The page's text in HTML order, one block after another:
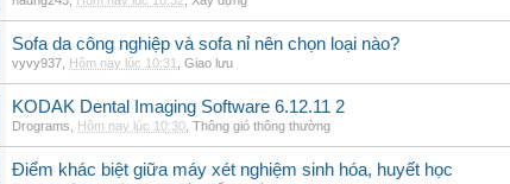
Sofa da công nghiệp và sofa nỉ nên chọn loại nào?
vyvy937 Hôm nay lúc 10:31 Giao lưu
KODAK Dental Imaging Software 6.12.11 2
Drograms Hôm nay lúc 10:30 Thông gió thông thường
Điểm khác biệt giữa máy xét nghiệm sinh hóa, huyết học